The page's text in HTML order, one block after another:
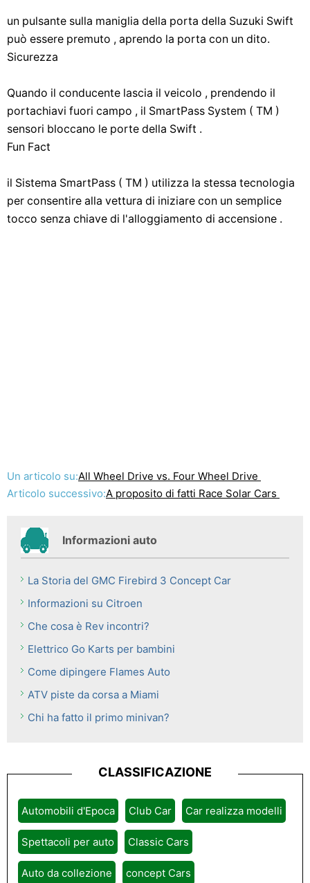
un pulsante sulla maniglia della porta della Suzuki Swift
può essere premuto , aprendo la porta con un dito.
Sicurezza
Quando il conducente lascia il veicolo , prendendo il
portachiavi fuori campo , il SmartPass System ( TM )
sensori bloccano le porte della Swift .
Fun Fact
il Sistema SmartPass ( TM ) utilizza la stessa tecnologia
per consentire alla vettura di iniziare con un semplice
tocco senza chiave di l'alloggiamento di accensione .
Un articolo su:All Wheel Drive vs. Four Wheel Drive
Articolo successivo:A proposito di fatti Race Solar Cars
Informazioni auto
La Storia del GMC Firebird 3 Concept Car
Informazioni su Citroen
Che cosa è Rev incontri?
Elettrico Go Karts per bambini
Come dipingere Flames Auto
ATV piste da corsa a Miami
Chi ha fatto il primo minivan?
CLASSIFICAZIONE
Automobili d'Epoca Club Car Car realizza modelli
Spettacoli per auto Classic Cars
Auto da collezione concept Cars